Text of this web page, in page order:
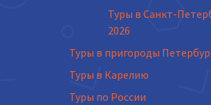
Туры в Санкт-
2026
Туры в пригороды
Туры в Карелию
Туры по России